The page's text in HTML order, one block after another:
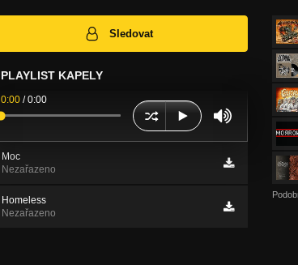
Sledovat
PLAYLIST KAPELY
0:00 /0:00
Moc
Nezařazeno
Homeless
Nezařazeno